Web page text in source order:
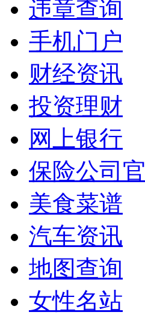
违章查询
手机门户
财经资讯
投资理财
网上银行
保险公司
美食菜谱
汽车资讯
地图查询
女性名站